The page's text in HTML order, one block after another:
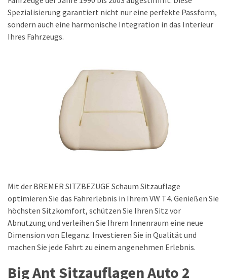
(15)
AUTOZUBEHÖR
(48)
MATTEN
TEPPICHE
(8)
SCHLÜSSELGEHÄUSE
AUTO-
Spezialisierung garantiert nicht nur eine perfekte Passform,
sondern auch eine harmonische Integration in das Interieur
Ihres Fahrzeugs.
Mit der BREMER SITZBEZÜGE Schaum Sitzauflage
optimieren Sie das Fahrerlebnis in Ihrem VW T4. Genießen Sie
höchsten Sitzkomfort, schützen Sie Ihren Sitz vor
Abnutzung und verleihen Sie Ihrem Innenraum eine neue
Dimension von Eleganz. Investieren Sie in Qualität und
machen Sie jede Fahrt zu einem angenehmen Erlebnis.
Big Ant Sitzauflagen Auto 2